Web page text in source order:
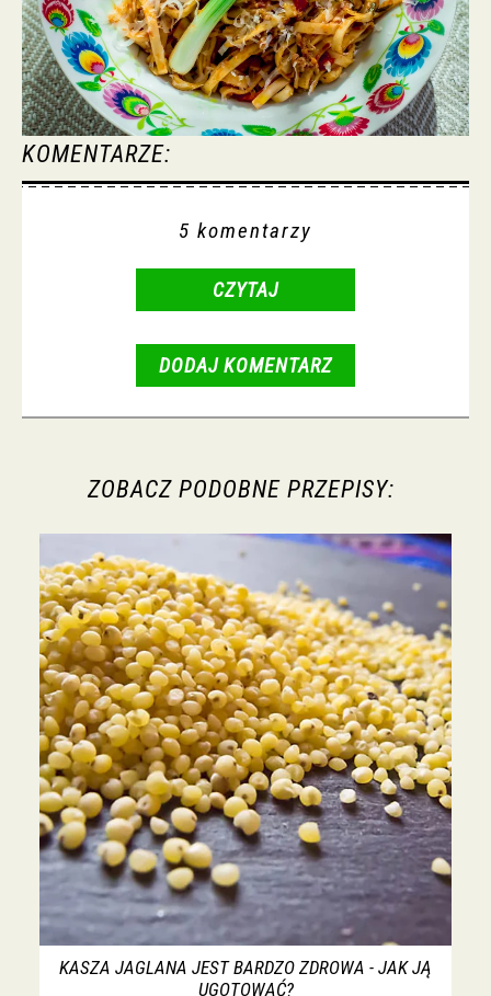
KOMENTARZE:
5 komentarzy
CZYTAJ
DODAJ KOMENTARZ
ZOBACZ PODOBNE PRZEPISY:
KASZA JAGLANA JEST BARDZO ZDROWA - JAK JĄ
UGOTOWAĆ?